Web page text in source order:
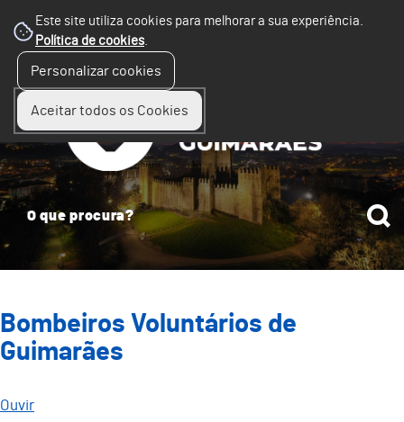
Este site utiliza cookies para melhorar a sua experiência.
Política de cookies.
Personalizar cookies
Aceitar todos os Cookies
Bombeiros Voluntários de
Guimarães
Ouvir